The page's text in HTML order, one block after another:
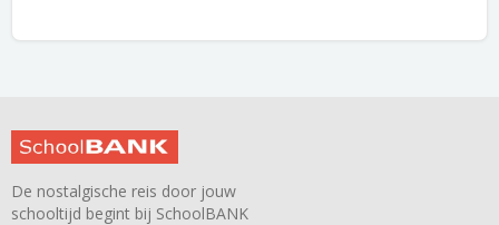
De nostalgische reis door jouw
schooltijd begint bij SchoolBANK